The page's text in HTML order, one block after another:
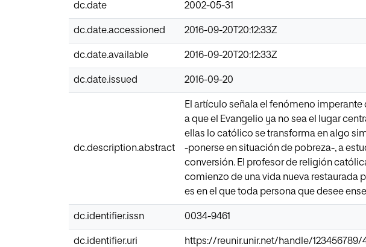
dc.date 2002-05-31
dc.date.accessioned 2016-09-20T20:12:33Z
dc.date.available 2016-09-20T20:12:33Z
dc.date.issued 2016-09-20
dc.description.abstract
El artículo señala el fenómeno
a que el Evangelio ya no sea el lugar
ellas lo católico se transforma en algo
-ponerse en situación de pobreza-, a
conversión. El profesor de religión
comienzo de una vida nueva restaurada
es en el que toda persona que desee
dc.identifier.issn 0034-9461
dc.identifier.uri https://reunir.unir.net/handle/123456789/